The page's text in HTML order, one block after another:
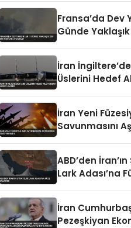
Fransa’da Dev
Günde
İran
Üslerini Hedef
İran Yeni
Savunmasını
ABD’den
Lark Adası’na
İran
Pezeşkiyan